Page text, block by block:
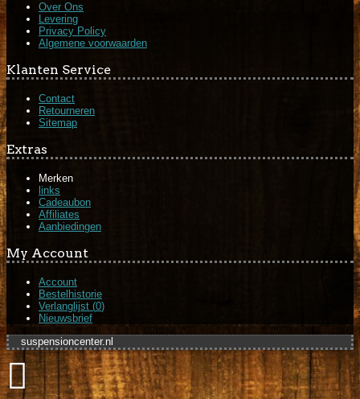
Over Ons
Levering
Privacy Policy
Algemene voorwaarden
Klanten Service
Contact
Retourneren
Sitemap
Extras
Merken
links
Cadeaubon
Affiliates
Aanbiedingen
My Account
Account
Bestelhistorie
Verlanglijst (0)
Nieuwsbrief
suspensioncenter.nl